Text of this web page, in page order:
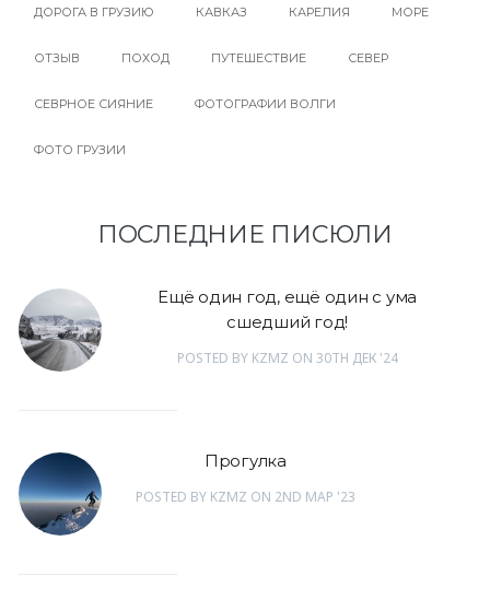
ДОРОГА В ГРУЗИЮ КАВКАЗ КАРЕЛИЯ МОРЕ
ОТЗЫВ ПОХОД ПУТЕШЕСТВИЕ СЕВЕР
СЕВРНОЕ СИЯНИЕ ФОТОГРАФИИ ВОЛГИ
ФОТО ГРУЗИИ
ПОСЛЕДНИЕ ПИСЮЛИ
Ещё один год, ещё один с ума
сшедший год!
POSTED BY KZMZ ON 30TH ДЕК '24
Прогулка
POSTED BY KZMZ ON 2ND МАР '23